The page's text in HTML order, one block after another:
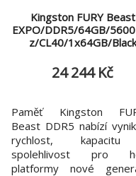
Kingston FURY Beast
EXPO/DDR5/64GB/
z/CL40/1x64GB/Black
24 244 Kč
Paměť Kingston
Beast DDR5 nabízí
rychlost,
spolehlivost pro
platformy nové